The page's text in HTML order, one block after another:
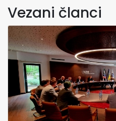
Vezani članci